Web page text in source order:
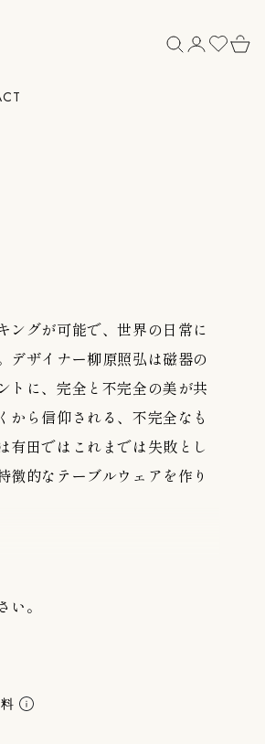
ングが可能で、世界の日常に
デザイナー柳原照弘は磁器の
トに、完全と不完全の美が共
から信仰される、不完全なも
有田ではこれまでは失敗とし
的なテーブルウェアを作り
はじめ多様な文化背景を持
た。国内外で活躍する16組
。
料